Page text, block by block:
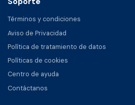
Términos y condiciones
Aviso de Privacidad
Política de tratamiento de datos
Políticas de cookies
Centro de ayuda
Contáctanos